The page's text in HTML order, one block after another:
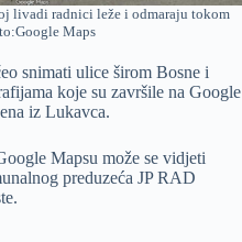
livadi radnici leže i odmaraju tokom
Maps
snimati ulice širom Bosne i
koje su završile na Google
iz Lukavca.
Mapsu može se vidjeti
preduzeća JP RAD